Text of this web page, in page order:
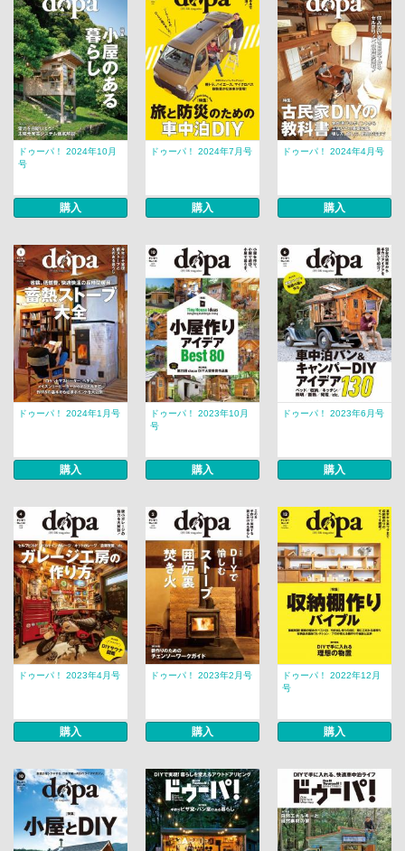
ドゥーパ！ 2024年10月
号
購入
ドゥーパ！ 2024年7月号
購入
ドゥーパ！ 2024年4月号
購入
ドゥーパ！ 2024年1月号
購入
ドゥーパ！ 2023年10月
号
購入
ドゥーパ！ 2023年6月号
購入
ドゥーパ！ 2023年4月号
購入
ドゥーパ！ 2023年2月号
購入
ドゥーパ！ 2022年12月
号
購入